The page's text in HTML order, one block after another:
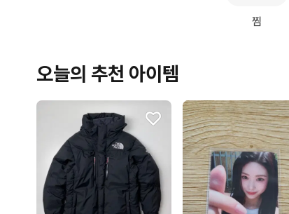
찜
오늘의 추천 아이템